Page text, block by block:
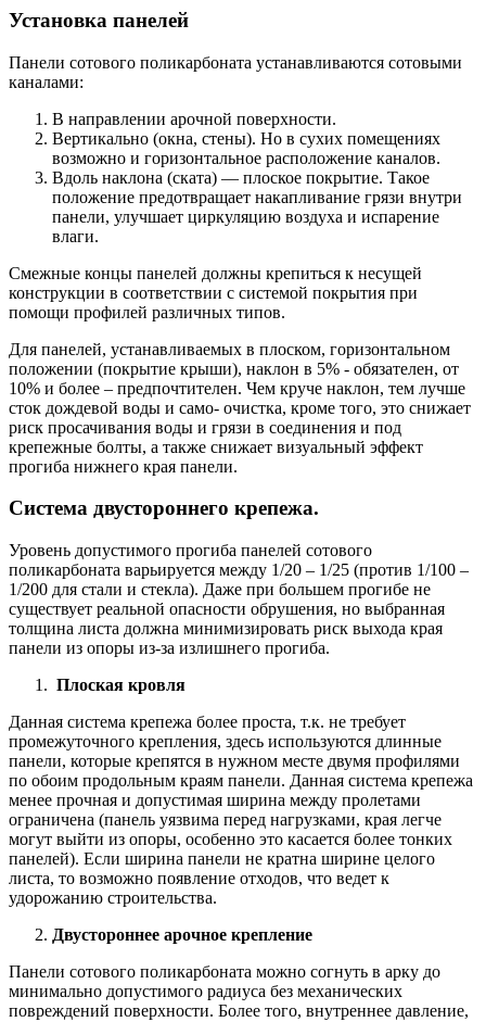
Установка панелей
Панели сотового поликарбоната устанавливаются сотовыми
каналами:
В направлении арочной поверхности.
Вертикально (окна, стены). Но в сухих помещениях
возможно и горизонтальное расположение каналов.
Вдоль наклона (ската) — плоское покрытие. Такое
положение предотвращает накапливание грязи внутри
панели, улучшает циркуляцию воздуха и испарение
влаги.
Смежные концы панелей должны крепиться к несущей
конструкции в соответствии с системой покрытия при
помощи профилей различных типов.
Для панелей, устанавливаемых в плоском, горизонтальном
положении (покрытие крыши), наклон в 5% - обязателен, от
10% и более – предпочтителен. Чем круче наклон, тем лучше
сток дождевой воды и само- очистка, кроме того, это снижает
риск просачивания воды и грязи в соединения и под
крепежные болты, а также снижает визуальный эффект
прогиба нижнего края панели.
Система двустороннего крепежа.
Уровень допустимого прогиба панелей сотового
поликарбоната варьируется между 1/20 – 1/25 (против 1/100 –
1/200 для стали и стекла). Даже при большем прогибе не
существует реальной опасности обрушения, но выбранная
толщина листа должна минимизировать риск выхода края
панели из опоры из-за излишнего прогиба.
Плоская кровля
Данная система крепежа более проста, т.к. не требует
промежуточного крепления, здесь используются длинные
панели, которые крепятся в нужном месте двумя профилями
по обоим продольным краям панели. Данная система крепежа
менее прочная и допустимая ширина между пролетами
ограничена (панель уязвима перед нагрузками, края легче
могут выйти из опоры, особенно это касается более тонких
панелей). Если ширина панели не кратна ширине целого
листа, то возможно появление отходов, что ведет к
удорожанию строительства.
Двустороннее арочное крепление
Панели сотового поликарбоната можно согнуть в арку до
минимально допустимого радиуса без механических
повреждений поверхности. Более того, внутреннее давление,